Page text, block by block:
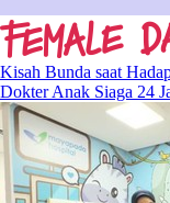
Kisah Bunda saat
Dokter Anak Siaga 24